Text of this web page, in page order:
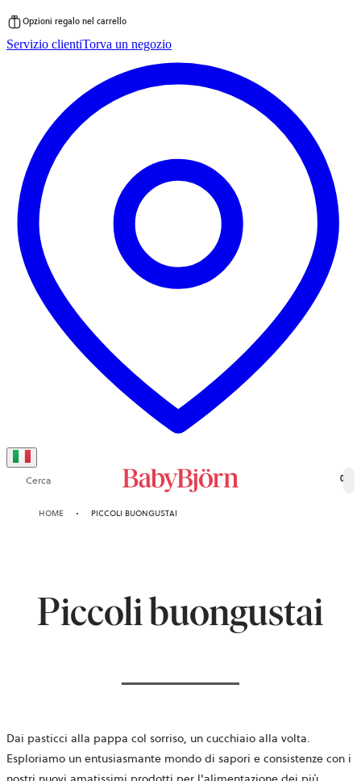
al
Opzioni regalo nel carrello
Servizio clientiTorva un negozio
Cerca 0
HOME PICCOLI BUONGUSTAI
Piccoli buongustai
Dai pasticci alla pappa col sorriso, un cucchiaio alla volta.
Esploriamo un entusiasmante mondo di sapori e consistenze con i